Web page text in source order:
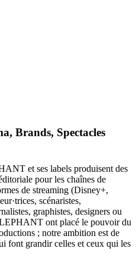
Brands, Spectacles
et ses labels produisent des
pour les chaînes de
de streaming (Disney+,
scénaristes,
graphistes, designers ou
ont placé le pouvoir du
; notre ambition est de
font grandir celles et ceux qui les